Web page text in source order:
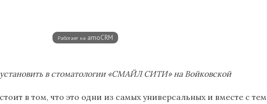
в стоматологии «СМАЙЛ СИТИ» на Войковской
в том, что это одни из самых универсальных и вместе с тем